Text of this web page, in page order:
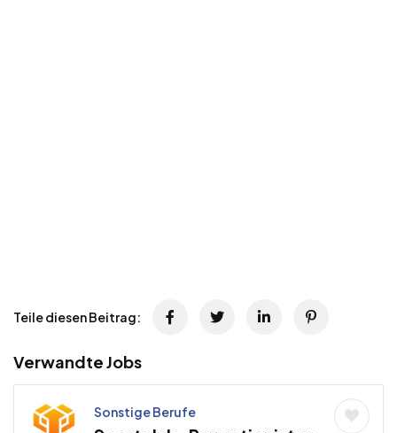
Teile diesen Beitrag:
Verwandte Jobs
Sonstige Berufe